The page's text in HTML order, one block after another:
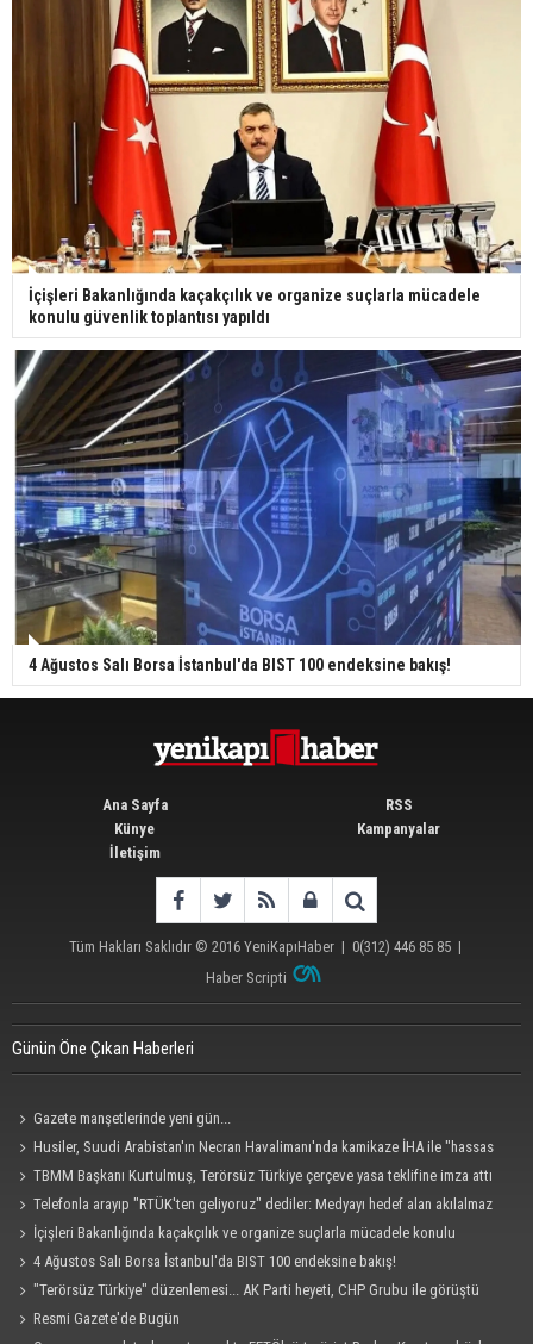
İçişleri Bakanlığında kaçakçılık ve organize suçlarla mücadele
konulu güvenlik toplantısı yapıldı
4 Ağustos Salı Borsa İstanbul'da BIST 100 endeksine bakış!
Ana Sayfa
Künye
İletişim
RSS
Kampanyalar
Tüm Hakları Saklıdır © 2016 YeniKapıHaber| 0(312) 446 85 85|
Haber Scripti
Günün Öne Çıkan Haberleri
Gazete manşetlerinde yeni gün...
Husiler, Suudi Arabistan'ın Necran Havalimanı'nda kamikaze İHA ile "hassas
bir hedefi" vurduklarını açıkladı
TBMM Başkanı Kurtulmuş, Terörsüz Türkiye çerçeve yasa teklifine imza attı
Telefonla arayıp "RTÜK'ten geliyoruz" dediler: Medyayı hedef alan akılalmaz
tuzak ifşa oldu
İçişleri Bakanlığında kaçakçılık ve organize suçlarla mücadele konulu
güvenlik toplantısı yapıldı
4 Ağustos Salı Borsa İstanbul'da BIST 100 endeksine bakış!
"Terörsüz Türkiye" düzenlemesi... AK Parti heyeti, CHP Grubu ile görüştü
Resmi Gazete'de Bugün